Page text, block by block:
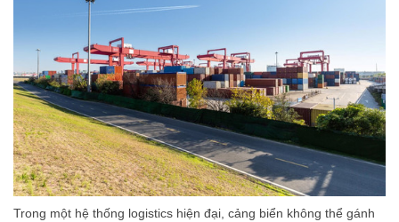
Trong một hệ thống logistics hiện đại, cảng biển không thể gánh